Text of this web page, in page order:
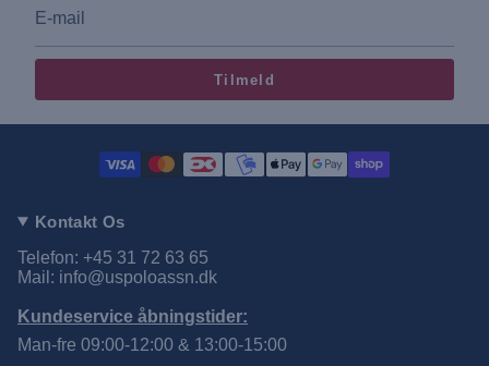
Tilmeld
Kontakt Os
Telefon: +45 31 72 63 65
Mail: info@uspoloassn.dk
Kundeservice åbningstider:
Man-fre 09:00-12:00 & 13:00-15:00